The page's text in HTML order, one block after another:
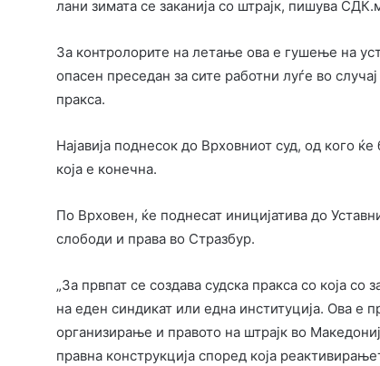
лани зимата се заканија со штрајк, пишува
За контролорите на летање ова е гушење на
опасен преседан за сите работни луѓе во
пракса.
Најавија поднесок до Врховниот суд, од кого
која е конечна.
По Врховен, ќе поднесат иницијатива до
слободи и права во Стразбур.
„За првпат се создава судска пракса со која
на еден синдикат или една институција. Ова е
организирање и правото на штрајк во
правна конструкција според која